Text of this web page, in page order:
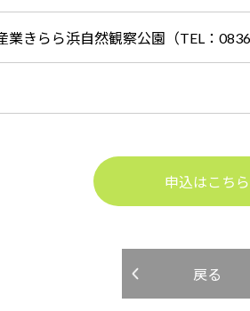
業きらら浜自然観察公園（TEL：
申込はこちら
戻る